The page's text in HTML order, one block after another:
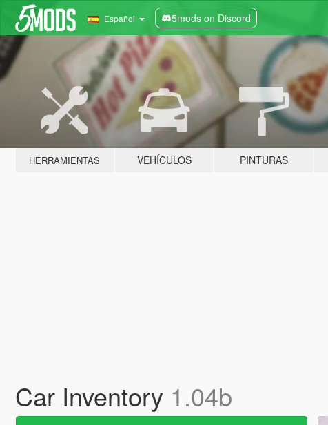
Español 5mods on Discord
HERRAMIENTAS VEHÍCULOS PINTURAS
Car Inventory 1.04b